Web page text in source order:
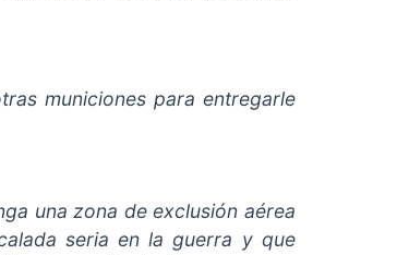
municiones para entregarle
una zona de exclusión aérea
seria en la guerra y que